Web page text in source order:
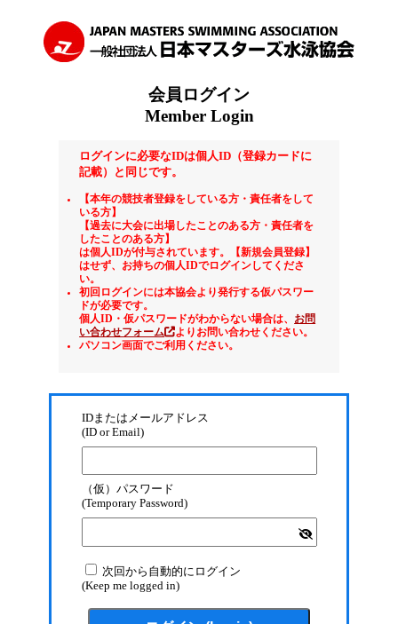
会員ログイン
Member Login
ログインに必要なIDは個人ID（登録カードに
記載）と同じです。
【本年の競技者登録をしている方・責任者をして
いる方】
【過去に大会に出場したことのある方・責任者を
したことのある方】
は個人IDが付与されています。【新規会員登録】
はせず、お持ちの個人IDでログインしてくださ
い。
初回ログインには本協会より発行する仮パスワー
ドが必要です。
個人ID・仮パスワードがわからない場合は、 お問
い合わせフォーム
よりお問い合わせください。
パソコン画面でご利用ください。
IDまたはメールアドレス
(ID or Email)
（仮）パスワード
(Temporary Password)
次回から自動的にログイン
(Keep me logged in)